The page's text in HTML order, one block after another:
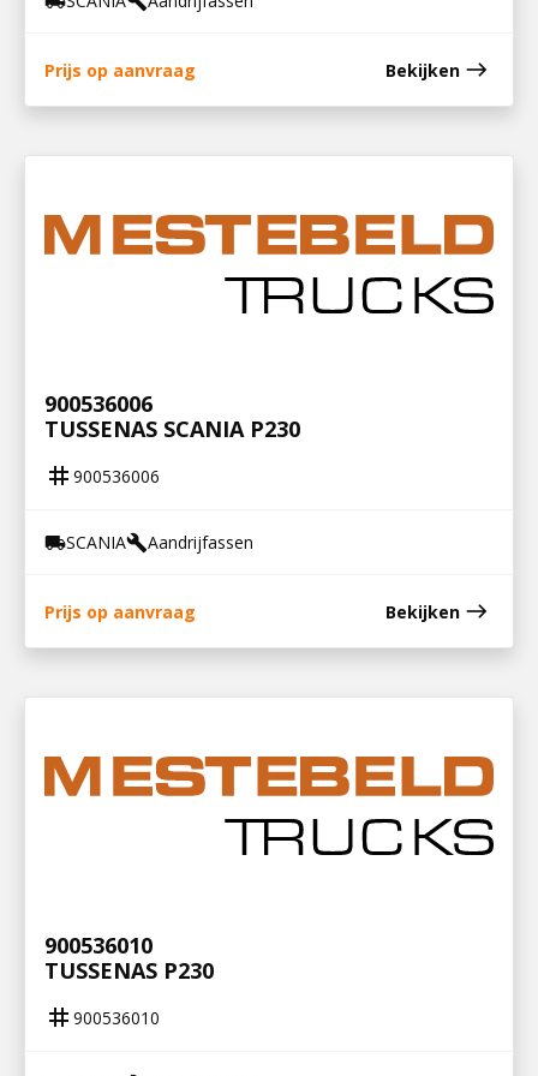
Prijs op aanvraag Bekijken east
900536006
TUSSENAS SCANIA P230
tag 900536006
local_shippingSCANIAbuildAandrijfassen
Prijs op aanvraag Bekijken east
900536010
TUSSENAS P230
tag 900536010